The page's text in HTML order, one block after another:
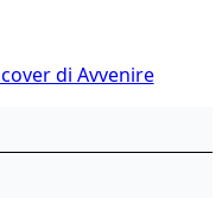
di Avvenire